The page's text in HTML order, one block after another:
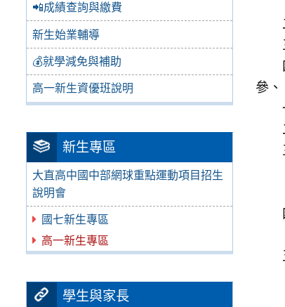
📲成績查詢與繳費
新生始業輔導
💰就學減免與補助
高一新生資優班說明
新生專區
大直高中國中部網球重點運動項目招生
說明會
國七新生專區
高一新生專區
學生與家長